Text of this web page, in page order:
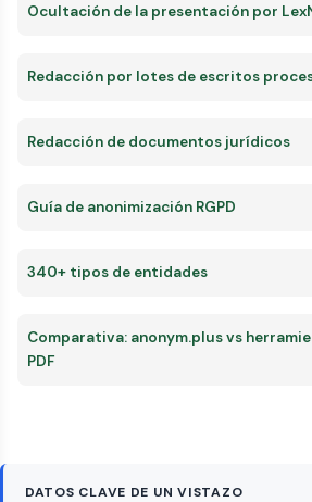
Ocultación de la presentación por
Redacción por lotes de escritos
Redacción de documentos jurídicos
Guía de anonimización RGPD
340+ tipos de entidades
Comparativa: anonym.plus vs
PDF
DATOS CLAVE DE UN VISTAZO